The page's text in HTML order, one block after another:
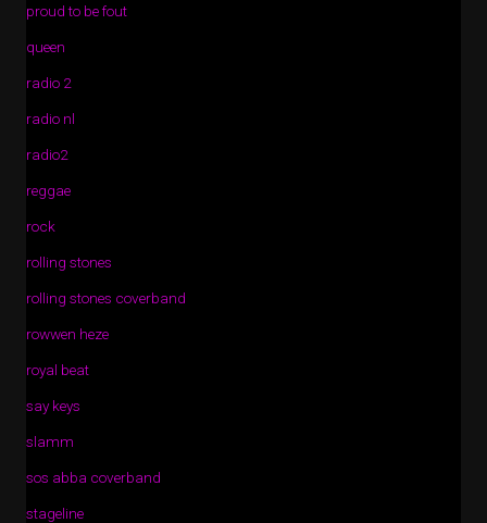
proud to be fout
queen
radio 2
radio nl
radio2
reggae
rock
rolling stones
rolling stones coverband
rowwen heze
royal beat
say keys
slamm
sos abba coverband
stageline